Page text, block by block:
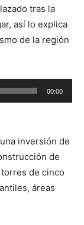
tras la
así lo explica
de la región
00:00
inversión de
de
de cinco
áreas